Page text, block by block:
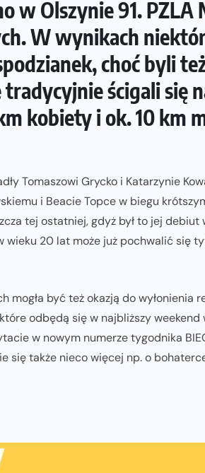
w Olszynie 91. PZLA
W wynikach
choć byli
ścigali się
kobiety i ok. 10 km
Tomaszowi Grycko i Katarzynie
i Beacie Topce w biegu
tej ostatniej, gdyż był to jej debiut
wieku 20 lat może już pochwalić się
mogła być też okazją do wyłonienia
odbędą się w najbliższy weekend
w nowym numerze tygodnika
się także nieco więcej np. o